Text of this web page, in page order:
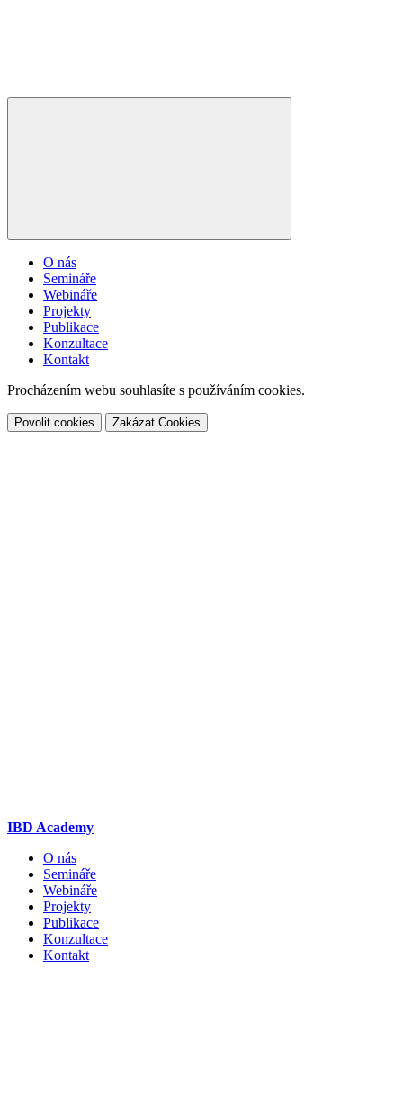
O nás
Semináře
Webináře
Projekty
Publikace
Konzultace
Kontakt
Procházením webu souhlasíte s používáním cookies.
Povolit cookies Zakázat Cookies
IBD Academy
O nás
Semináře
Webináře
Projekty
Publikace
Konzultace
Kontakt